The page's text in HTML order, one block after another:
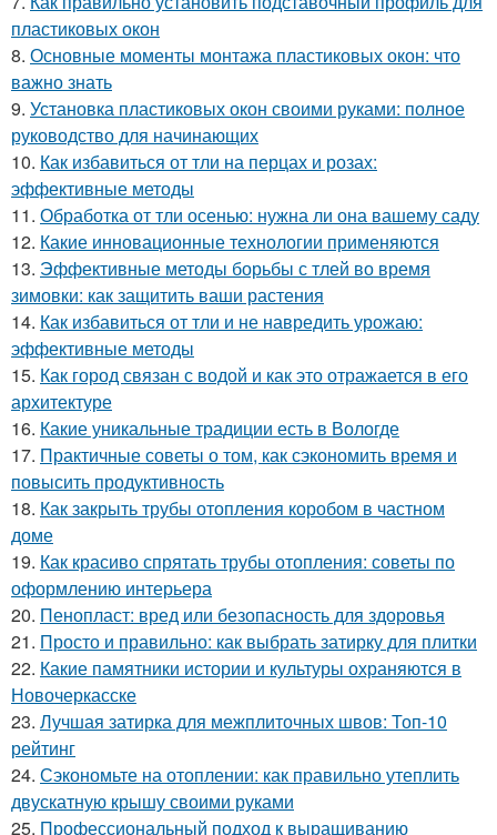
пластиковых окон
8. Основные моменты монтажа пластиковых окон: что
важно знать
9. Установка пластиковых окон своими руками: полное
руководство для начинающих
10. Как избавиться от тли на перцах и розах:
эффективные методы
11. Обработка от тли осенью: нужна ли она вашему саду
12. Какие инновационные технологии применяются
13. Эффективные методы борьбы с тлей во время
зимовки: как защитить ваши растения
14. Как избавиться от тли и не навредить урожаю:
эффективные методы
15. Как город связан с водой и как это отражается в его
архитектуре
16. Какие уникальные традиции есть в Вологде
17. Практичные советы о том, как сэкономить время и
повысить продуктивность
18. Как закрыть трубы отопления коробом в частном
доме
19. Как красиво спрятать трубы отопления: советы по
оформлению интерьера
20. Пенопласт: вред или безопасность для здоровья
21. Просто и правильно: как выбрать затирку для плитки
22. Какие памятники истории и культуры охраняются в
Новочеркасске
23. Лучшая затирка для межплиточных швов: Топ-10
рейтинг
24. Сэкономьте на отоплении: как правильно утеплить
двускатную крышу своими руками
25. Профессиональный подход к выращиванию